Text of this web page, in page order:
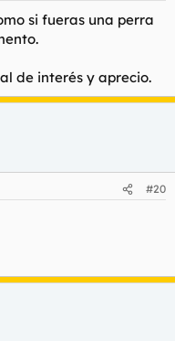
si fueras una perra
de interés y aprecio.
#20